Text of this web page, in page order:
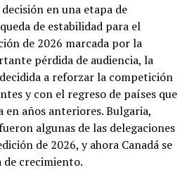
en una etapa de
de estabilidad para el
de 2026 marcada por la
pérdida de audiencia, la
a reforzar la competición
y con el regreso de países que
en años anteriores. Bulgaria,
algunas de las delegaciones
de 2026, y ahora Canadá se
de crecimiento.